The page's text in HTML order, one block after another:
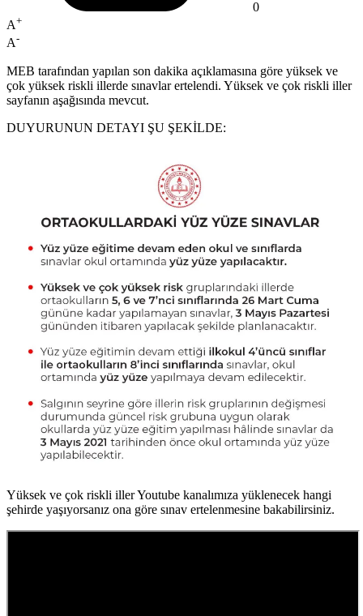
0
A+
A-
MEB tarafından yapılan son dakika açıklamasına göre yüksek ve
çok yüksek riskli illerde sınavlar ertelendi. Yüksek ve çok riskli iller
sayfanın aşağısında mevcut.
DUYURUNUN DETAYI ŞU ŞEKİLDE:
Yüksek ve çok riskli iller Youtube kanalımıza yüklenecek hangi
şehirde yaşıyorsanız ona göre sınav ertelenmesine bakabilirsiniz.